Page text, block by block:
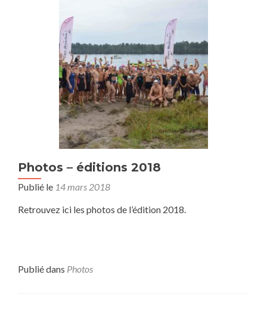
Photos – éditions 2018
Publié le 14 mars 2018
Retrouvez ici les photos de l’édition 2018.
Publié dans Photos